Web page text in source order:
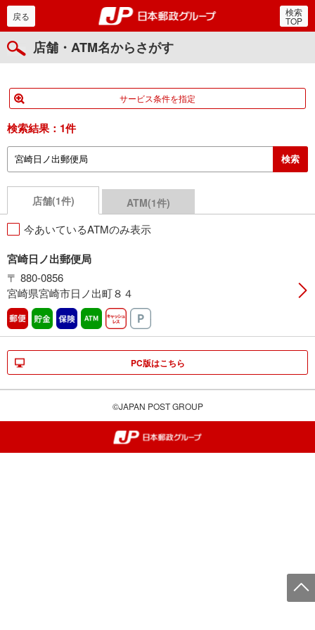
郵便局・日本郵政グルー
戻る 検索
TOP
店舗・ATM名からさがす
サービス条件を指定
検索結果： 1件
店舗(1件) ATM(1件)
今あいているATMのみ表示
宮崎日ノ出郵便局
〒 880-0856
宮崎県宮崎市日ノ出町８４
郵便 貯金 保険 ATM営業中キャッシュレス
PC版はこちら
©JAPAN POST GROUP